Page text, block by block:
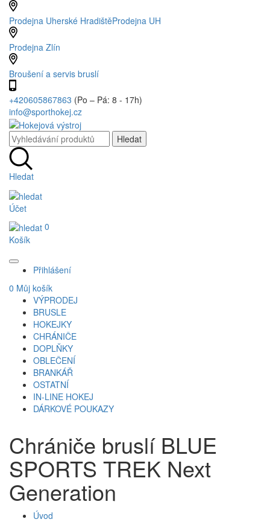
Prodejna Uherské HradištěProdejna UH
Prodejna Zlín
Broušení a servis bruslí
+420605867863 (Po – Pá: 8 - 17h)
info@sporthokej.cz
Hledat
Účet
0
Košík
Přihlášení
0 Můj košík
VÝPRODEJ
BRUSLE
HOKEJKY
CHRÁNIČE
DOPLŇKY
OBLEČENÍ
BRANKÁŘ
OSTATNÍ
IN-LINE HOKEJ
DÁRKOVÉ POUKAZY
Chrániče bruslí BLUE
SPORTS TREK Next
Generation
Úvod